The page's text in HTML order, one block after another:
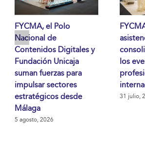
FYCMA, el Polo
Nacional de
Contenidos Digitales y
Fundación Unicaja
suman fuerzas para
impulsar sectores
estratégicos desde
Málaga
5 agosto, 2026
los
31 julio,